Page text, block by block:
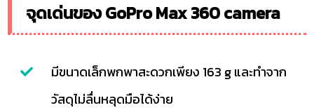
จุดเด่นของ GoPro Max 360 camera
มีขนาดเล็กพกพาสะดวกเพียง 163 g และทำจาก
วัสดุไม่ลื่นหลุดมือได้ง่าย